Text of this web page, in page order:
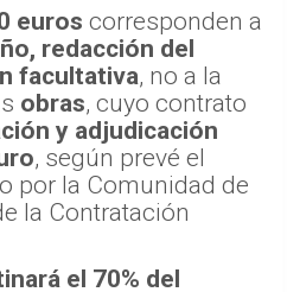
euroscorresponden a
redacción del
facultativa, no a la
obras, cuyo contrato
y adjudicación
, según prevé el
por la Comunidad de
la Contratación